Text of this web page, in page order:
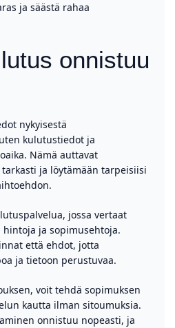
ja säästä rahaa
onnistuu
nykyisestä
kulutustiedot ja
Nämä auttavat
ja löytämään tarpeisiisi
jossa vertaat
ja sopimusehtoja.
että ehdot, jotta
ja tietoon perustuvaa.
voit tehdä sopimuksen
kautta ilman sitoumuksia.
onnistuu nopeasti, ja